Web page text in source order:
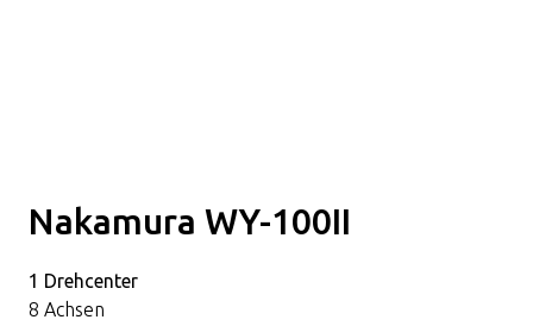
Nakamura WY-100II
1 Drehcenter
8 Achsen